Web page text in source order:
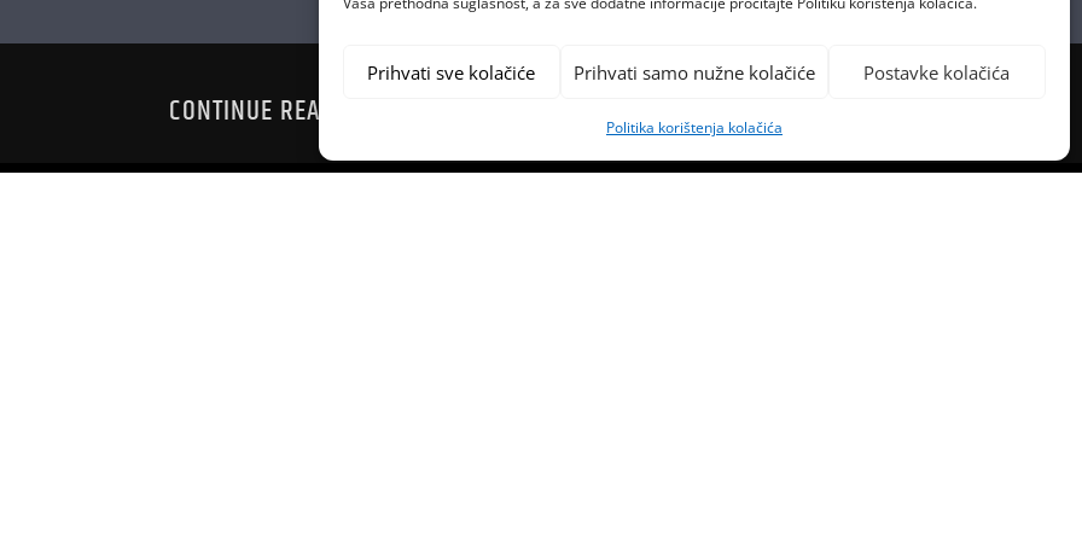
Prihvati sve kolačiće Prihvati samo nužne kolačiće Postavke kolačića
Politika korištenja kolačića
CONTINUE READING